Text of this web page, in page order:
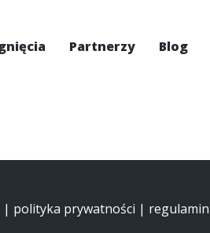
Partnerzy Blog
| polityka prywatności | regulamin